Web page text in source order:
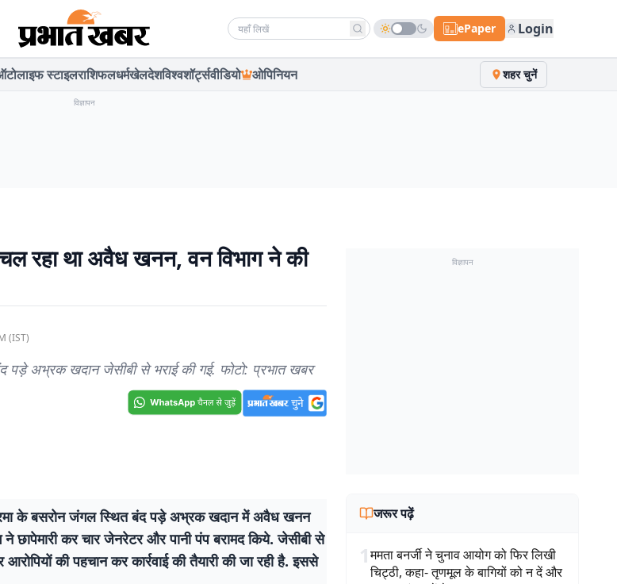
Search news ePaper Login
लाइफ स्टाइलराशिफलधर्मखेलदेशविश्वशॉर्ट्सवीडियो ओपिनियन शहर चुनें
विज्ञापन
रहा था अवैध खनन, वन विभाग ने की
(IST)
पड़े अभ्रक खदान जेसीबी से भराई की गई. फोटो: प्रभात खबर
के बसरोन जंगल स्थित बंद पड़े अभ्रक खदान में अवैध खनन
छापेमारी कर चार जेनरेटर और पानी पंप बरामद किये. जेसीबी से
की पहचान कर कार्रवाई की तैयारी की जा रही है. इससे
विज्ञापन
जरूर पढ़ें
1ममता बनर्जी ने चुनाव आयोग को फिर लिखी
चिट्ठी, कहा- तृणमूल के बागियों को न दें और